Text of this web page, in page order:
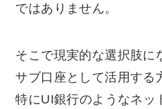
ではありません。
そこで現実的な選択肢に
サブ口座として活用する
特にUI銀行のようなネッ